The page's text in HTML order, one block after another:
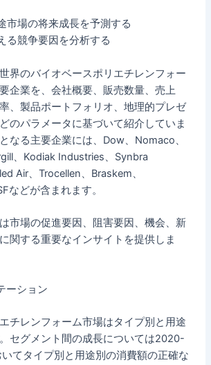
市場の将来成長を予測する
る競争要因を分析する
界のバイオベースポリエチレンフォー
企業を、会社概要、販売数量、売上
、製品ポートフォリオ、地理的プレゼ
のパラメータに基づいて紹介していま
なる主要企業には、Dow、Nomaco、
、Kodiak Industries、Synbra
Air、Trocellen、Braskem、
などが含まれます。
市場の促進要因、阻害要因、機会、新
関する重要なインサイトを提供しま
ーション
チレンフォーム市場はタイプ別と用途
セグメント間の成長については2020-
てタイプ別と用途別の消費額の正確な